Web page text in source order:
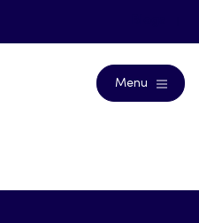
Menu